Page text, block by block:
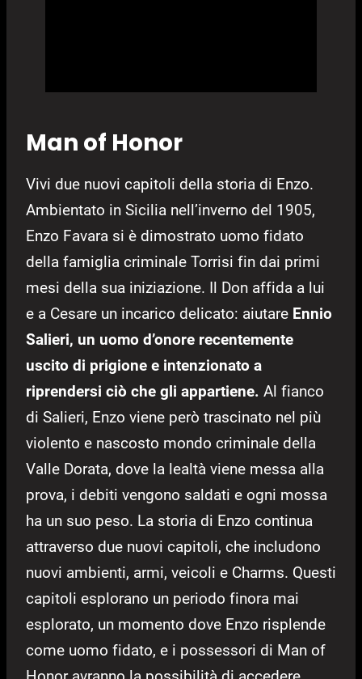
Man of Honor
Vivi due nuovi capitoli della storia di Enzo.
Ambientato in Sicilia nell’inverno del 1905,
Enzo Favara si è dimostrato uomo fidato
della famiglia criminale Torrisi fin dai primi
mesi della sua iniziazione. Il Don affida a lui
e a Cesare un incarico delicato: aiutare Ennio
Salieri, un uomo d’onore recentemente
uscito di prigione e intenzionato a
riprendersi ciò che gli appartiene. Al fianco
di Salieri, Enzo viene però trascinato nel più
violento e nascosto mondo criminale della
Valle Dorata, dove la lealtà viene messa alla
prova, i debiti vengono saldati e ogni mossa
ha un suo peso. La storia di Enzo continua
attraverso due nuovi capitoli, che includono
nuovi ambienti, armi, veicoli e Charms. Questi
capitoli esplorano un periodo finora mai
esplorato, un momento dove Enzo risplende
come uomo fidato, e i possessori di Man of